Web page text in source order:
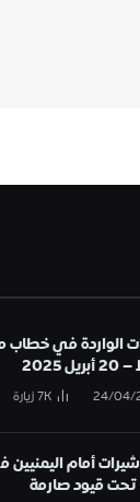
الواردة في
2025
24/04/
7Kزيارة
أمام
تحت قيود صارمة